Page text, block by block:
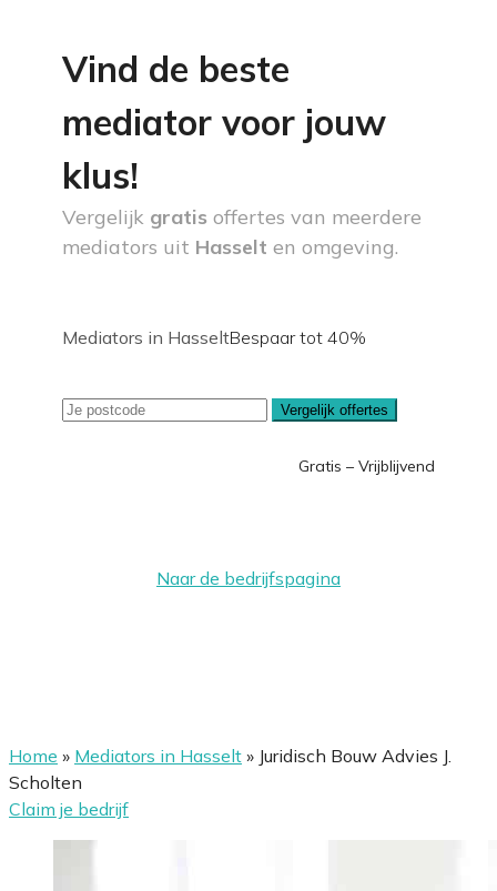
Vind de beste
mediator voor jouw
klus!
Vergelijk gratis offertes van meerdere
mediators uit Hasselt en omgeving.
Mediators in HasseltBespaar tot 40%
Vergelijk offertes
Gratis – Vrijblijvend
Naar de bedrijfspagina
Home » Mediators in Hasselt » Juridisch Bouw Advies J.
Scholten
Claim je bedrijf